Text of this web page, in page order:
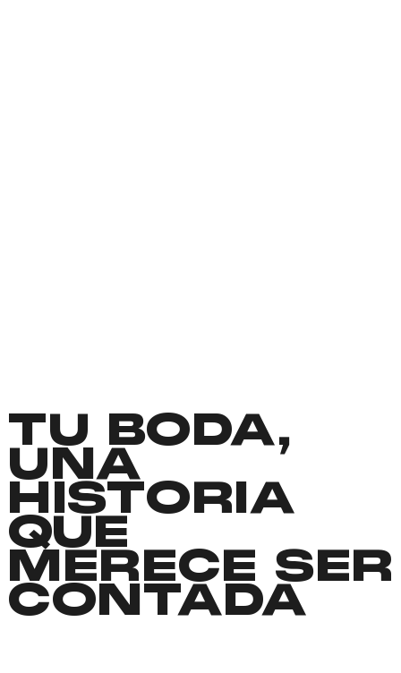
TU BODA,
UNA
HISTORIA
QUE
MERECE SER
CONTADA